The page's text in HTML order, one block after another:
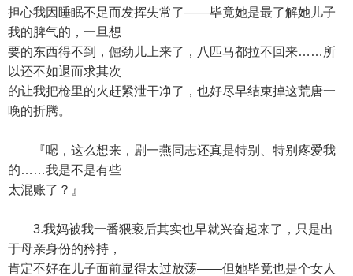
担心我因睡眠不足而发挥失常了——毕竟她是最了解她儿子
我的脾气的，一旦想
要的东西得不到，倔劲儿上来了，八匹马都拉不回来……所
以还不如退而求其次
的让我把枪里的火赶紧泄干净了，也好尽早结束掉这荒唐一
晚的折腾。
『嗯，这么想来，剧一燕同志还真是特别、特别疼爱我
的……我是不是有些
太混账了？』
3.我妈被我一番猥亵后其实也早就兴奋起来了，只是出
于母亲身份的矜持，
肯定不好在儿子面前显得太过放荡——但她毕竟也是个女人